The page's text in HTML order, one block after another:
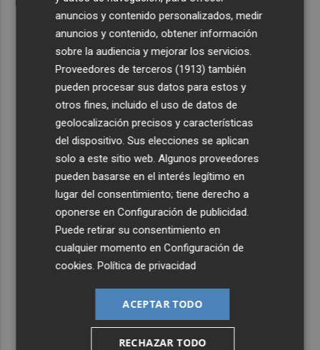
anuncios y contenido personalizados, medir
anuncios y contenido, obtener información
sobre la audiencia y mejorar los servicios.
Proveedores de terceros (1913) también
pueden procesar sus datos para estos y
otros fines, incluido el uso de datos de
geolocalización precisos y características
del dispositivo. Sus elecciones se aplican
solo a este sitio web. Algunos proveedores
pueden basarse en el interés legítimo en
lugar del consentimiento; tiene derecho a
oponerse enConfiguración de publicidad
Puede retirar su consentimiento en
cualquier momento enConfiguración de
cookies .Política de privacidad
ACEPTAR TODO
RECHAZAR TODO